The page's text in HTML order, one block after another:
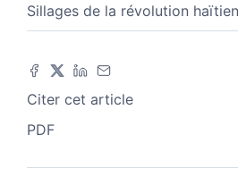
Sillages de la révolution
Citer cet article
PDF